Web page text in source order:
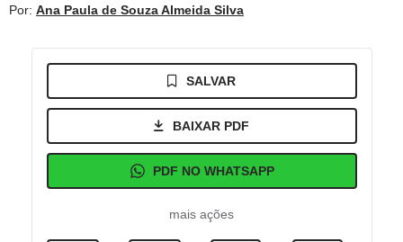
Por: Ana Paula de Souza Almeida Silva
SALVAR
BAIXAR PDF
PDF NO WHATSAPP
mais ações